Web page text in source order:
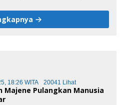
18:26 WITA 20041 Lihat
Majene Pulangkan Manusia